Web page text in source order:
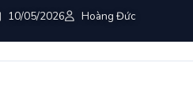
10/05/2026 Hoàng Đức